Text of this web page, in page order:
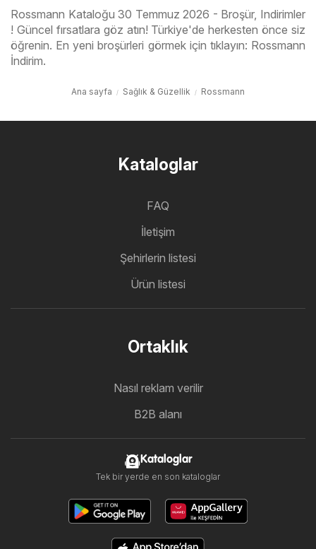
Rossmann Kataloğu 30 Temmuz 2026 - Broşür, Indirimler
! Güncel fırsatlara göz atın! Türkiye'de herkesten önce siz
öğrenin. En yeni broşürleri görmek için tıklayın: Rossmann
İndirim.
Ana sayfa Sağlık & Güzellik Rossmann
Kataloglar
FAQ
İletişim
Şehirlerin listesi
Ürün listesi
Ortaklık
Nasıl reklam verilir
B2B alanı
Kataloglar
Tek bir yerde en son kataloglar